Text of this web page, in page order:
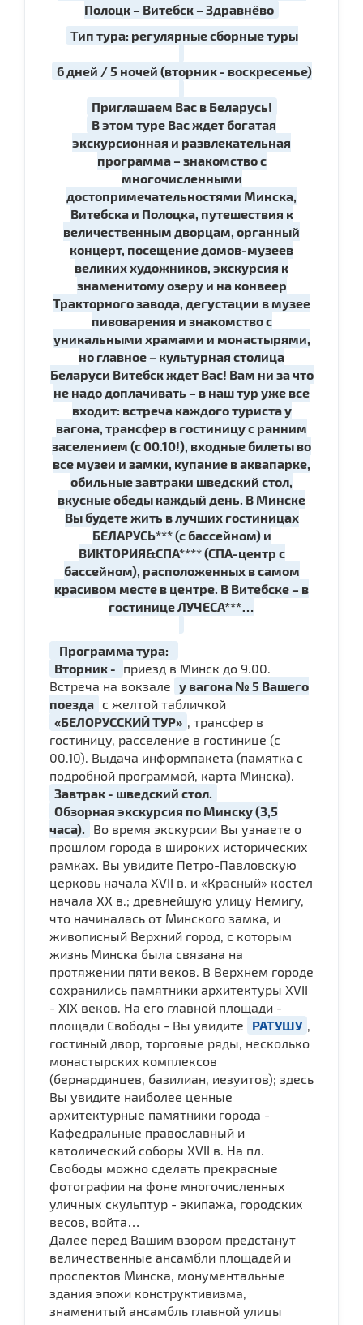
Полоцк – Витебск – Здравнёво
Тип тура: регулярные сборные туры
6 дней / 5 ночей (вторник - воскресенье)
Приглашаем Вас в Беларусь!
В этом туре Вас ждет богатая
экскурсионная и развлекательная
программа – знакомство с
многочисленными
достопримечательностями Минска,
Витебска и Полоцка, путешествия к
величественным дворцам, органный
концерт, посещение домов-музеев
великих художников, экскурсия к
знаменитому озеру и на конвеер
Тракторного завода, дегустации в музее
пивоварения и знакомство с
уникальными храмами и монастырями,
но главное – культурная столица
Беларуси Витебск ждет Вас! Вам ни за что
не надо доплачивать – в наш тур уже все
входит: встреча каждого туриста у
вагона, трансфер в гостиницу с ранним
заселением (с 00.10!), входные билеты во
все музеи и замки, купание в аквапарке,
обильные завтраки шведский стол,
вкусные обеды каждый день. В Минске
Вы будете жить в лучших гостиницах
БЕЛАРУСЬ*** (с бассейном) и
ВИКТОРИЯ&СПА**** (СПА-центр с
бассейном), расположенных в самом
красивом месте в центре. В Витебске – в
гостинице ЛУЧЕСА***…
Программа тура:
Вторник - приезд в Минск до 9.00.
Встреча на вокзале у вагона № 5 Вашего
поезда с желтой табличкой
«БЕЛОРУССКИЙ ТУР»
, трансфер в
гостиницу, расселение в гостинице (с
00.10). Выдача информпакета (памятка с
подробной программой, карта Минска).
Завтрак - шведский стол.
Обзорная экскурсия по Минску (3,5
часа).
Во время экскурсии Вы узнаете о
прошлом города в широких исторических
рамках. Вы увидите Петро-Павловскую
церковь начала ХVII в. и «Красный» костел
начала ХХ в.; древнейшую улицу Немигу,
что начиналась от Минского замка, и
живописный Верхний город, с которым
жизнь Минска была связана на
протяжении пяти веков. В Верхнем городе
сохранились памятники архитектуры XVII
- XIX веков. На его главной площади -
площади Свободы - Вы увидите
РАТУШУ
гостиный двор, торговые ряды, несколько
монастырских комплексов
(бернардинцев, базилиан, иезуитов); здесь
Вы увидите наиболее ценные
архитектурные памятники города -
Кафедральные православный и
католический соборы ХVII в. На пл.
Свободы можно сделать прекрасные
фотографии на фоне многочисленных
уличных скульптур - экипажа, городских
весов, войта…
Далее перед Вашим взором предстанут
величественные ансамбли площадей и
проспектов Минска, монументальные
здания эпохи конструктивизма,
знаменитый ансамбль главной улицы